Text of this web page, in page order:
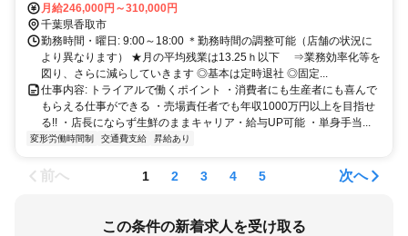
※初任地は最寄りの店舗又は希望エリアを優先し配属します。 ※エ
リア内勤務または全国勤務いずれか希望を選択できます。
月給246,000円～310,000円
千葉県香取市
勤務時間・曜日: 9:00～18:00 ＊勤務時間の調整可能（店舗の状況に
より異なります） ★月の平均残業は13.25ｈ以下 ⇒業務効率化等を
図り、さらに減らしていきます ◎基本は定時退社 ◎固定...
仕事内容: トライアルで働くポイント ・消費者にも生産者にも喜んで
もらえる仕事ができる ・売場責任者でも年収1000万円以上を目指せ
る!! ・店長にならず生鮮のままキャリア・給与UP可能 ・単身手当...
変形労働時間制 交通費支給 昇給あり
前へ 1 2 3 4 5 次へ
この条件の新着求人を受け取る